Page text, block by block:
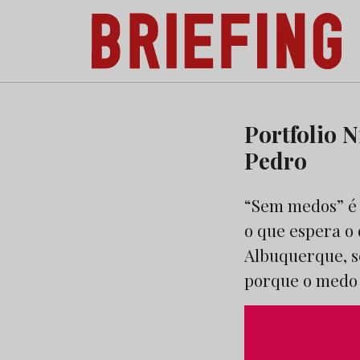
Briefing: Todas as notícias sobre os
Portfolio
Pedro
“Sem medos”
o que espera
Albuquerque,
porque o